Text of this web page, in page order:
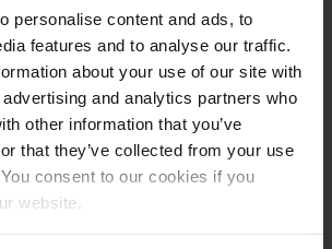
personalise content and ads, to
features and to analyse our traffic.
about your use of our site with
and analytics partners who
other information that you’ve
that they’ve collected from your use
consent to our cookies if you
website.
automático de estanteria não requer a
e todos os processos serão
total do armazém será de 24
serão colocadas umas sobre as
distribuídas por nove andares. A
armazém da empresa é de 25.000
novo armazém será capaz de armazenar
a possibilidade de expandir para
Com o novo armazém, os